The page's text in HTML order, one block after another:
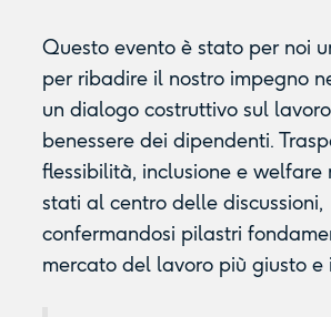
Questo evento è stato per noi
per ribadire il nostro impegno
un dialogo costruttivo sul
benessere dei dipendenti.
flessibilità, inclusione e welfare
stati al centro delle discussioni,
confermandosi pilastri
mercato del lavoro più giusto e